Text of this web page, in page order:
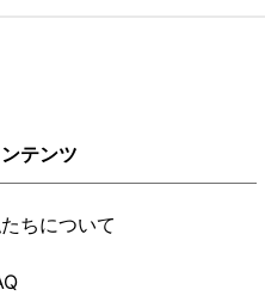
テンツ
ちについて